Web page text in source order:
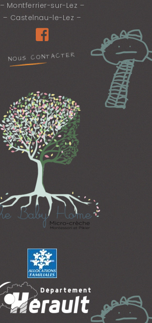
– Montferrier-sur-Lez –
– Castelnau-le-Lez –
NOUS CONTACTER